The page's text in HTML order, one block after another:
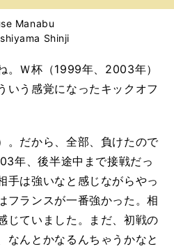
Manabu
Shinji
Ｗ杯（1999年、2003年）
いう感覚になったキックオフ
。だから、全部、負けたので
年、後半途中まで接戦だっ
手は強いなと感じながらやっ
フランスが一番強かった。相
じていました。まだ、初戦の
なんとかなるんちゃうかなと